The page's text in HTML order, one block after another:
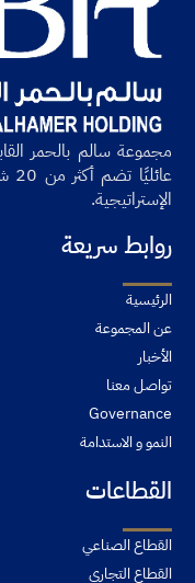
مجموعة سالم بالحمر
الإستراتيجية.
روابط سريعة
الرئيسية
عن المجموعة
الأخبار
تواصل معنا
Governance
النمو و الاستدامة
القطاعات
القطاع الصناعي
القطاع التجاري